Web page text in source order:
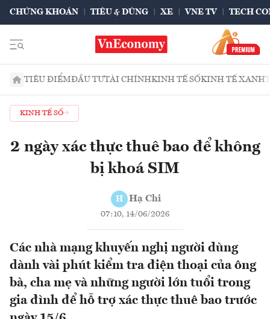
CHỨNG KHOÁN TIÊU & DÙNG XE VNE TV TECH
TIÊU ĐIỂMĐẦU TƯTÀI CHÍNHKINH TẾ SỐKINH TẾ XANH
KINH TẾ SỐ
2 ngày xác thực thuê bao để không
bị khoá SIM
H Hạ Chi
07:10, 14/06/2026
Các nhà mạng khuyến nghị người dùng
dành vài phút kiểm tra điện thoại của ông
bà, cha mẹ và những người lớn tuổi trong
gia đình để hỗ trợ xác thực thuê bao trước